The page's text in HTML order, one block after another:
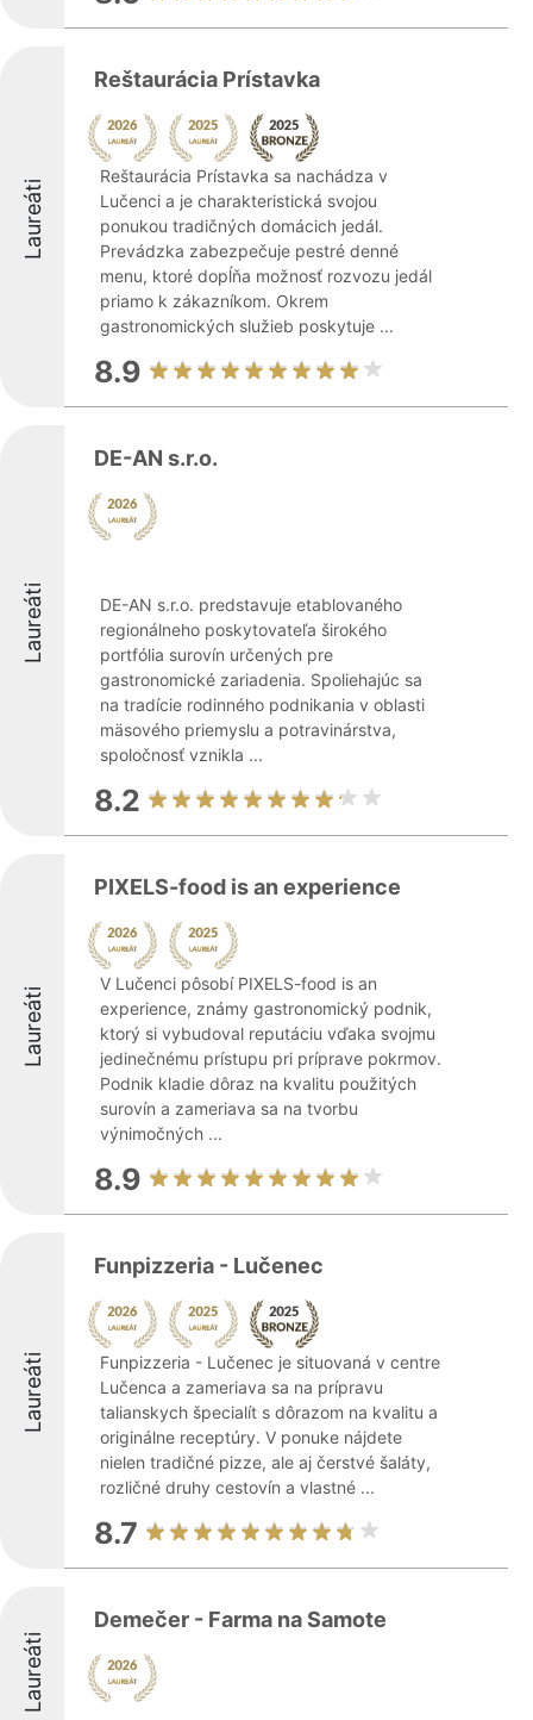
Laureáti
Reštaurácia Prístavka
Reštaurácia Prístavka sa nachádza v
Lučenci a je charakteristická svojou
ponukou tradičných domácich jedál.
Prevádzka zabezpečuje pestré denné
menu, ktoré dopĺňa možnosť rozvozu jedál
priamo k zákazníkom. Okrem
gastronomických služieb poskytuje ...
8.9
Laureáti
DE-AN s.r.o.
DE-AN s.r.o. predstavuje etablovaného
regionálneho poskytovateľa širokého
portfólia surovín určených pre
gastronomické zariadenia. Spoliehajúc sa
na tradície rodinného podnikania v oblasti
mäsového priemyslu a potravinárstva,
spoločnosť vznikla ...
8.2
Laureáti
PIXELS-food is an experience
V Lučenci pôsobí PIXELS-food is an
experience, známy gastronomický podnik,
ktorý si vybudoval reputáciu vďaka svojmu
jedinečnému prístupu pri príprave pokrmov.
Podnik kladie dôraz na kvalitu použitých
surovín a zameriava sa na tvorbu
výnimočných ...
8.9
Laureáti
Funpizzeria - Lučenec
Funpizzeria - Lučenec je situovaná v centre
Lučenca a zameriava sa na prípravu
talianskych špecialít s dôrazom na kvalitu a
originálne receptúry. V ponuke nájdete
nielen tradičné pizze, ale aj čerstvé šaláty,
rozličné druhy cestovín a vlastné ...
8.7
Laureáti
Demečer - Farma na Samote